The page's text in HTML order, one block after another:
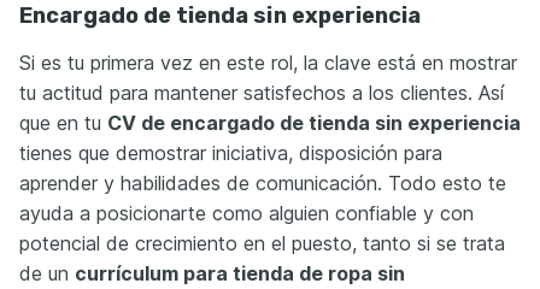
Encargado de tienda sin experiencia
Si es tu primera vez en este rol, la clave está en mostrar
tu actitud para mantener satisfechos a los clientes. Así
que en tu CV de encargado de tienda sin experiencia
tienes que demostrar iniciativa, disposición para
aprender y habilidades de comunicación. Todo esto te
ayuda a posicionarte como alguien confiable y con
potencial de crecimiento en el puesto, tanto si se trata
de un currículum para tienda de ropa sin